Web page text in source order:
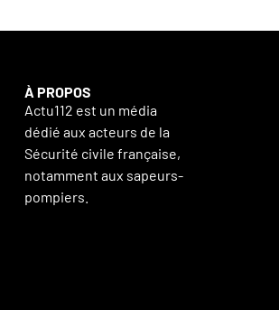
À PROPOS
Actu112 est un média
dédié aux acteurs de la
Sécurité civile française,
notamment aux sapeurs-
pompiers.